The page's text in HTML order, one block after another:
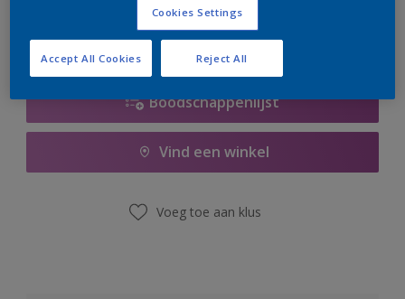
Boodschappenlijst
Vind een winkel
Voeg toe aan klus
Cookies Settings
Reject All
Accept All Cookies